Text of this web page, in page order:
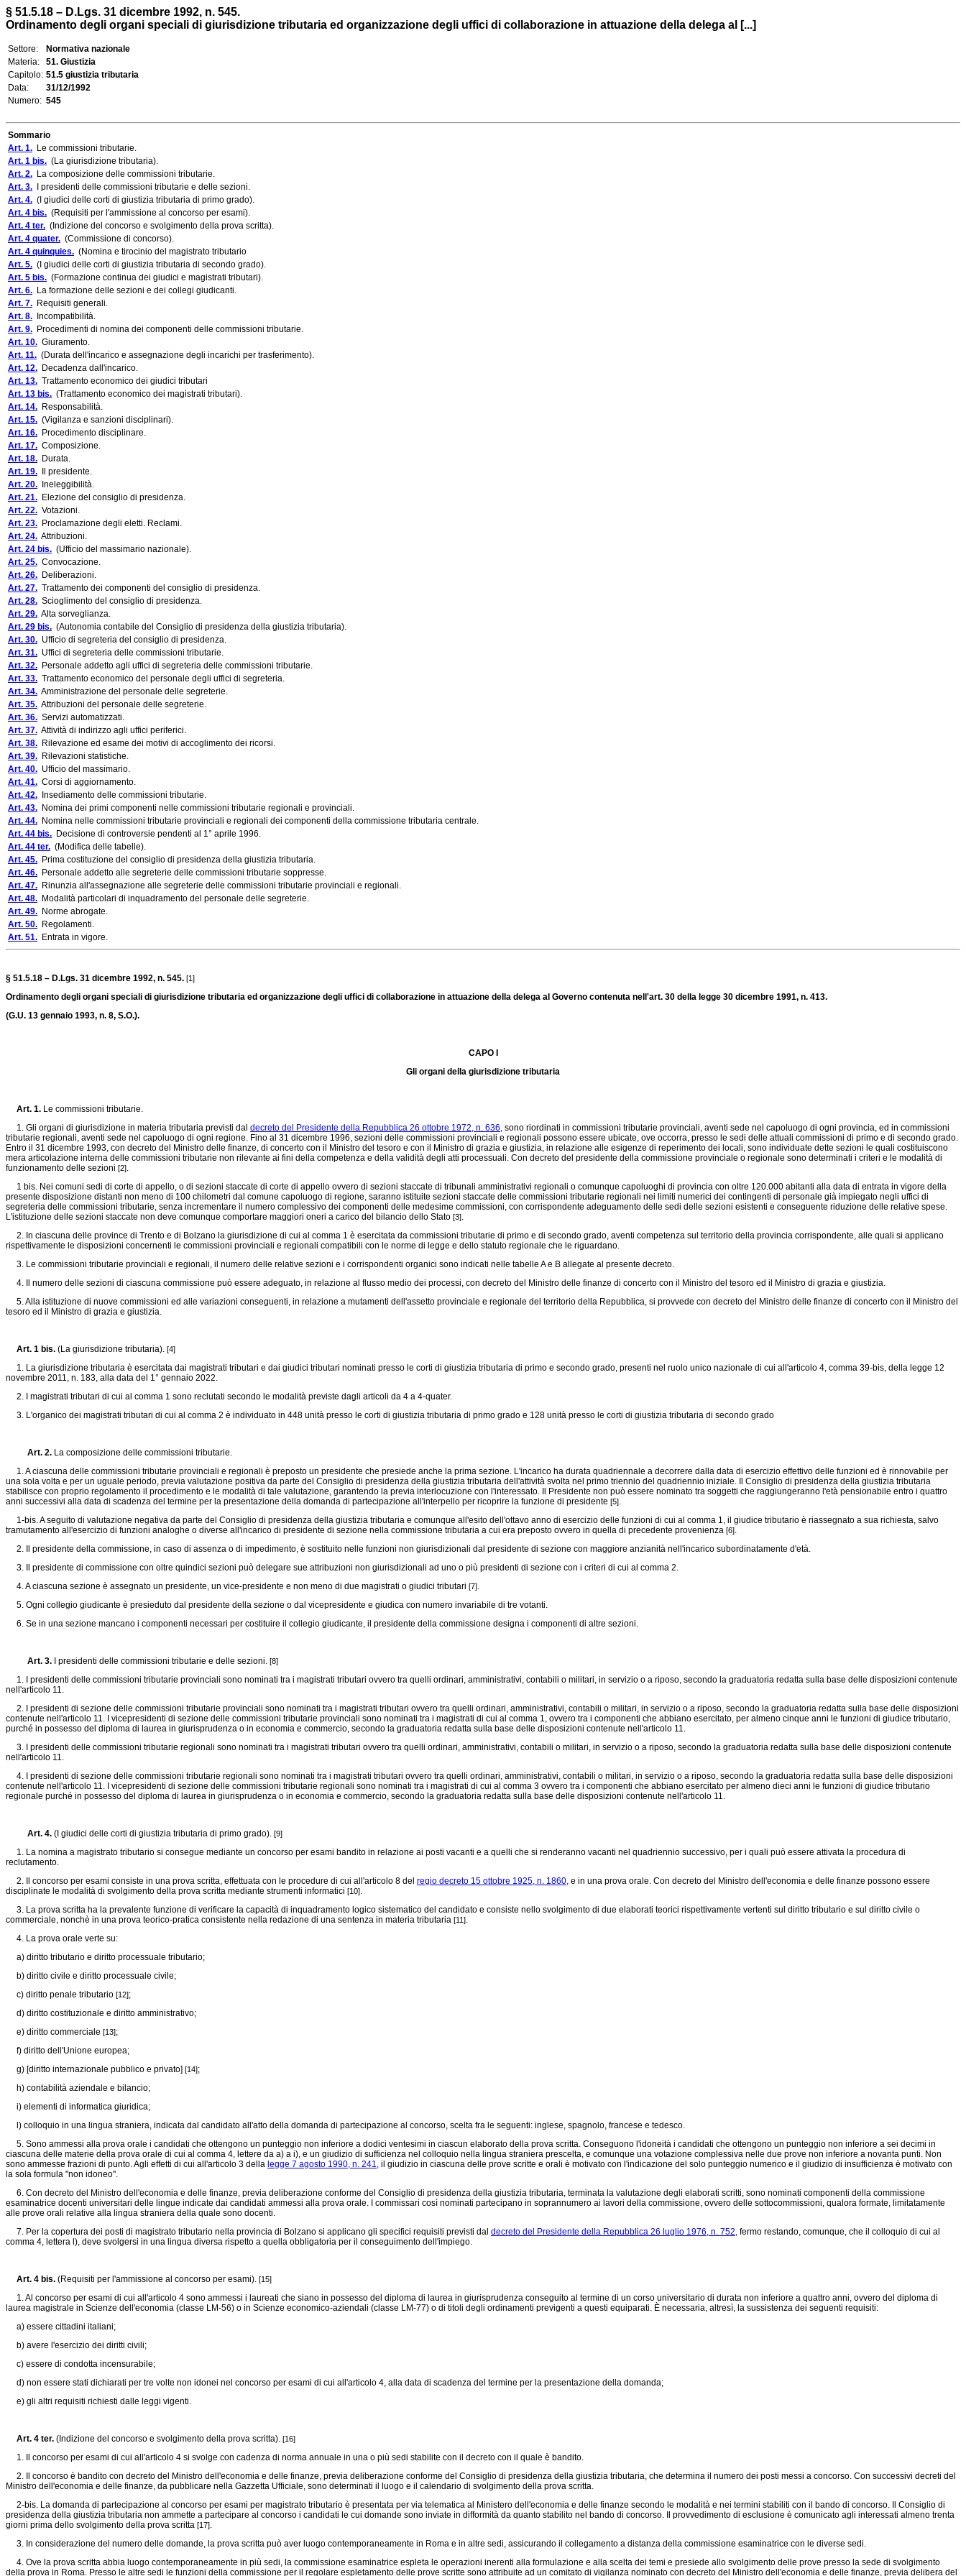
§ 51.5.18 – D.Lgs. 31 dicembre 1992, n. 545.
Ordinamento degli organi speciali di giurisdizione tributaria ed organizzazione degli uffici di collaborazione in attuazione della delega al [...]
Settore:
Normativa nazionale
Materia:
51. Giustizia
Capitolo: 51.5 giustizia tributaria
Data:
31/12/1992
Numero: 545
Sommario
Art. 1. Le commissioni tributarie.
Art. 1 bis. (La giurisdizione tributaria).
Art. 2. La composizione delle commissioni tributarie.
Art. 3. I presidenti delle commissioni tributarie e delle sezioni.
Art. 4. (I giudici delle corti di giustizia tributaria di primo grado).
Art. 4 bis. (Requisiti per l'ammissione al concorso per esami).
Art. 4 ter. (Indizione del concorso e svolgimento della prova scritta).
Art. 4 quater. (Commissione di concorso).
Art. 4 quinquies. (Nomina e tirocinio del magistrato tributario
Art. 5. (I giudici delle corti di giustizia tributaria di secondo grado).
Art. 5 bis. (Formazione continua dei giudici e magistrati tributari).
Art. 6. La formazione delle sezioni e dei collegi giudicanti.
Art. 7. Requisiti generali.
Art. 8. Incompatibilità.
Art. 9. Procedimenti di nomina dei componenti delle commissioni tributarie.
Art. 10. Giuramento.
Art. 11. (Durata dell'incarico e assegnazione degli incarichi per trasferimento).
Art. 12. Decadenza dall'incarico.
Art. 13. Trattamento economico dei giudici tributari
Art. 13 bis. (Trattamento economico dei magistrati tributari).
Art. 14. Responsabilità.
Art. 15. (Vigilanza e sanzioni disciplinari).
Art. 16. Procedimento disciplinare.
Art. 17. Composizione.
Art. 18. Durata.
Art. 19. Il presidente.
Art. 20. Ineleggibilità.
Art. 21. Elezione del consiglio di presidenza.
Art. 22. Votazioni.
Art. 23. Proclamazione degli eletti. Reclami.
Art. 24. Attribuzioni.
Art. 24 bis. (Ufficio del massimario nazionale).
Art. 25. Convocazione.
Art. 26. Deliberazioni.
Art. 27. Trattamento dei componenti del consiglio di presidenza.
Art. 28. Scioglimento del consiglio di presidenza.
Art. 29. Alta sorveglianza.
Art. 29 bis. (Autonomia contabile del Consiglio di presidenza della giustizia tributaria).
Art. 30. Ufficio di segreteria del consiglio di presidenza.
Art. 31. Uffici di segreteria delle commissioni tributarie.
Art. 32. Personale addetto agli uffici di segreteria delle commissioni tributarie.
Art. 33. Trattamento economico del personale degli uffici di segreteria.
Art. 34. Amministrazione del personale delle segreterie.
Art. 35. Attribuzioni del personale delle segreterie.
Art. 36. Servizi automatizzati.
Art. 37. Attività di indirizzo agli uffici periferici.
Art. 38. Rilevazione ed esame dei motivi di accoglimento dei ricorsi.
Art. 39. Rilevazioni statistiche.
Art. 40. Ufficio del massimario.
Art. 41. Corsi di aggiornamento.
Art. 42. Insediamento delle commissioni tributarie.
Art. 43. Nomina dei primi componenti nelle commissioni tributarie regionali e provinciali.
Art. 44. Nomina nelle commissioni tributarie provinciali e regionali dei componenti della commissione tributaria centrale.
Art. 44 bis. Decisione di controversie pendenti al 1° aprile 1996.
Art. 44 ter. (Modifica delle tabelle).
Art. 45. Prima costituzione del consiglio di presidenza della giustizia tributaria.
Art. 46. Personale addetto alle segreterie delle commissioni tributarie soppresse.
Art. 47. Rinunzia all'assegnazione alle segreterie delle commissioni tributarie provinciali e regionali.
Art. 48. Modalità particolari di inquadramento del personale delle segreterie.
Art. 49. Norme abrogate.
Art. 50. Regolamenti.
Art. 51. Entrata in vigore.
§ 51.5.18 – D.Lgs. 31 dicembre 1992, n. 545. [1]
Ordinamento degli organi speciali di giurisdizione tributaria ed organizzazione degli uffici di collaborazione in attuazione della delega al Governo contenuta nell'art. 30 della legge 30 dicembre 1991, n. 413.
(G.U. 13 gennaio 1993, n. 8, S.O.).
CAPO I
Gli organi della giurisdizione tributaria
Art. 1. Le commissioni tributarie.
1. Gli organi di giurisdizione in materia tributaria previsti dal decreto del Presidente della Repubblica 26 ottobre 1972, n. 636, sono riordinati in commissioni tributarie provinciali, aventi sede nel capoluogo di ogni provincia, ed in commissioni
tributarie regionali, aventi sede nel capoluogo di ogni regione. Fino al 31 dicembre 1996, sezioni delle commissioni provinciali e regionali possono essere ubicate, ove occorra, presso le sedi delle attuali commissioni di primo e di secondo grado.
Entro il 31 dicembre 1993, con decreto del Ministro delle finanze, di concerto con il Ministro del tesoro e con il Ministro di grazia e giustizia, in relazione alle esigenze di reperimento dei locali, sono individuate dette sezioni le quali costituiscono
mera articolazione interna delle commissioni tributarie non rilevante ai fini della competenza e della validità degli atti processuali. Con decreto del presidente della commissione provinciale o regionale sono determinati i criteri e le modalità di
funzionamento delle sezioni [2].
1 bis. Nei comuni sedi di corte di appello, o di sezioni staccate di corte di appello ovvero di sezioni staccate di tribunali amministrativi regionali o comunque capoluoghi di provincia con oltre 120.000 abitanti alla data di entrata in vigore della
presente disposizione distanti non meno di 100 chilometri dal comune capoluogo di regione, saranno istituite sezioni staccate delle commissioni tributarie regionali nei limiti numerici dei contingenti di personale già impiegato negli uffici di
segreteria delle commissioni tributarie, senza incrementare il numero complessivo dei componenti delle medesime commissioni, con corrispondente adeguamento delle sedi delle sezioni esistenti e conseguente riduzione delle relative spese.
L'istituzione delle sezioni staccate non deve comunque comportare maggiori oneri a carico del bilancio dello Stato [3].
2. In ciascuna delle province di Trento e di Bolzano la giurisdizione di cui al comma 1 è esercitata da commissioni tributarie di primo e di secondo grado, aventi competenza sul territorio della provincia corrispondente, alle quali si applicano
rispettivamente le disposizioni concernenti le commissioni provinciali e regionali compatibili con le norme di legge e dello statuto regionale che le riguardano.
3. Le commissioni tributarie provinciali e regionali, il numero delle relative sezioni e i corrispondenti organici sono indicati nelle tabelle A e B allegate al presente decreto.
4. Il numero delle sezioni di ciascuna commissione può essere adeguato, in relazione al flusso medio dei processi, con decreto del Ministro delle finanze di concerto con il Ministro del tesoro ed il Ministro di grazia e giustizia.
5. Alla istituzione di nuove commissioni ed alle variazioni conseguenti, in relazione a mutamenti dell'assetto provinciale e regionale del territorio della Repubblica, si provvede con decreto del Ministro delle finanze di concerto con il Ministro del
tesoro ed il Ministro di grazia e giustizia.
Art. 1 bis. (La giurisdizione tributaria). [4]
1. La giurisdizione tributaria è esercitata dai magistrati tributari e dai giudici tributari nominati presso le corti di giustizia tributaria di primo e secondo grado, presenti nel ruolo unico nazionale di cui all'articolo 4, comma 39-bis, della legge 12
novembre 2011, n. 183, alla data del 1° gennaio 2022.
2. I magistrati tributari di cui al comma 1 sono reclutati secondo le modalità previste dagli articoli da 4 a 4-quater.
3. L'organico dei magistrati tributari di cui al comma 2 è individuato in 448 unità presso le corti di giustizia tributaria di primo grado e 128 unità presso le corti di giustizia tributaria di secondo grado
Art. 2. La composizione delle commissioni tributarie.
1. A ciascuna delle commissioni tributarie provinciali e regionali è preposto un presidente che presiede anche la prima sezione. L'incarico ha durata quadriennale a decorrere dalla data di esercizio effettivo delle funzioni ed è rinnovabile per
una sola volta e per un uguale periodo, previa valutazione positiva da parte del Consiglio di presidenza della giustizia tributaria dell'attività svolta nel primo triennio del quadriennio iniziale. Il Consiglio di presidenza della giustizia tributaria
stabilisce con proprio regolamento il procedimento e le modalità di tale valutazione, garantendo la previa interlocuzione con l'interessato. Il Presidente non può essere nominato tra soggetti che raggiungeranno l'età pensionabile entro i quattro
anni successivi alla data di scadenza del termine per la presentazione della domanda di partecipazione all'interpello per ricoprire la funzione di presidente [5].
1-bis. A seguito di valutazione negativa da parte del Consiglio di presidenza della giustizia tributaria e comunque all'esito dell'ottavo anno di esercizio delle funzioni di cui al comma 1, il giudice tributario è riassegnato a sua richiesta, salvo
tramutamento all'esercizio di funzioni analoghe o diverse all'incarico di presidente di sezione nella commissione tributaria a cui era preposto ovvero in quella di precedente provenienza [6].
2. Il presidente della commissione, in caso di assenza o di impedimento, è sostituito nelle funzioni non giurisdizionali dal presidente di sezione con maggiore anzianità nell'incarico subordinatamente d'età.
3. Il presidente di commissione con oltre quindici sezioni può delegare sue attribuzioni non giurisdizionali ad uno o più presidenti di sezione con i criteri di cui al comma 2.
4. A ciascuna sezione è assegnato un presidente, un vice-presidente e non meno di due magistrati o giudici tributari [7].
5. Ogni collegio giudicante è presieduto dal presidente della sezione o dal vicepresidente e giudica con numero invariabile di tre votanti.
6. Se in una sezione mancano i componenti necessari per costituire il collegio giudicante, il presidente della commissione designa i componenti di altre sezioni.
Art. 3. I presidenti delle commissioni tributarie e delle sezioni. [8]
1. I presidenti delle commissioni tributarie provinciali sono nominati tra i magistrati tributari ovvero tra quelli ordinari, amministrativi, contabili o militari, in servizio o a riposo, secondo la graduatoria redatta sulla base delle disposizioni contenute
nell'articolo 11.
2. I presidenti di sezione delle commissioni tributarie provinciali sono nominati tra i magistrati tributari ovvero tra quelli ordinari, amministrativi, contabili o militari, in servizio o a riposo, secondo la graduatoria redatta sulla base delle disposizioni
contenute nell'articolo 11. I vicepresidenti di sezione delle commissioni tributarie provinciali sono nominati tra i magistrati di cui al comma 1, ovvero tra i componenti che abbiano esercitato, per almeno cinque anni le funzioni di giudice tributario,
purché in possesso del diploma di laurea in giurisprudenza o in economia e commercio, secondo la graduatoria redatta sulla base delle disposizioni contenute nell'articolo 11.
3. I presidenti delle commissioni tributarie regionali sono nominati tra i magistrati tributari ovvero tra quelli ordinari, amministrativi, contabili o militari, in servizio o a riposo, secondo la graduatoria redatta sulla base delle disposizioni contenute
nell'articolo 11.
4. I presidenti di sezione delle commissioni tributarie regionali sono nominati tra i magistrati tributari ovvero tra quelli ordinari, amministrativi, contabili o militari, in servizio o a riposo, secondo la graduatoria redatta sulla base delle disposizioni
contenute nell'articolo 11. I vicepresidenti di sezione delle commissioni tributarie regionali sono nominati tra i magistrati di cui al comma 3 ovvero tra i componenti che abbiano esercitato per almeno dieci anni le funzioni di giudice tributario
regionale purché in possesso del diploma di laurea in giurisprudenza o in economia e commercio, secondo la graduatoria redatta sulla base delle disposizioni contenute nell'articolo 11.
Art. 4. (I giudici delle corti di giustizia tributaria di primo grado). [9]
1. La nomina a magistrato tributario si consegue mediante un concorso per esami bandito in relazione ai posti vacanti e a quelli che si renderanno vacanti nel quadriennio successivo, per i quali può essere attivata la procedura di
reclutamento.
2. Il concorso per esami consiste in una prova scritta, effettuata con le procedure di cui all'articolo 8 del regio decreto 15 ottobre 1925, n. 1860, e in una prova orale. Con decreto del Ministro dell'economia e delle finanze possono essere
disciplinate le modalità di svolgimento della prova scritta mediante strumenti informatici [10].
3. La prova scritta ha la prevalente funzione di verificare la capacità di inquadramento logico sistematico del candidato e consiste nello svolgimento di due elaborati teorici rispettivamente vertenti sul diritto tributario e sul diritto civile o
commerciale, nonchè in una prova teorico-pratica consistente nella redazione di una sentenza in materia tributaria [11].
4. La prova orale verte su:
a) diritto tributario e diritto processuale tributario;
b) diritto civile e diritto processuale civile;
c) diritto penale tributario [12];
d) diritto costituzionale e diritto amministrativo;
e) diritto commerciale [13];
f) diritto dell'Unione europea;
g) [diritto internazionale pubblico e privato] [14];
h) contabilità aziendale e bilancio;
i) elementi di informatica giuridica;
l) colloquio in una lingua straniera, indicata dal candidato all'atto della domanda di partecipazione al concorso, scelta fra le seguenti: inglese, spagnolo, francese e tedesco.
5. Sono ammessi alla prova orale i candidati che ottengono un punteggio non inferiore a dodici ventesimi in ciascun elaborato della prova scritta. Conseguono l'idoneità i candidati che ottengono un punteggio non inferiore a sei decimi in
ciascuna delle materie della prova orale di cui al comma 4, lettere da a) a i), e un giudizio di sufficienza nel colloquio nella lingua straniera prescelta, e comunque una votazione complessiva nelle due prove non inferiore a novanta punti. Non
sono ammesse frazioni di punto. Agli effetti di cui all'articolo 3 della legge 7 agosto 1990, n. 241, il giudizio in ciascuna delle prove scritte e orali è motivato con l'indicazione del solo punteggio numerico e il giudizio di insufficienza è motivato con
la sola formula "non idoneo".
6. Con decreto del Ministro dell'economia e delle finanze, previa deliberazione conforme del Consiglio di presidenza della giustizia tributaria, terminata la valutazione degli elaborati scritti, sono nominati componenti della commissione
esaminatrice docenti universitari delle lingue indicate dai candidati ammessi alla prova orale. I commissari così nominati partecipano in soprannumero ai lavori della commissione, ovvero delle sottocommissioni, qualora formate, limitatamente
alle prove orali relative alla lingua straniera della quale sono docenti.
7. Per la copertura dei posti di magistrato tributario nella provincia di Bolzano si applicano gli specifici requisiti previsti dal decreto del Presidente della Repubblica 26 luglio 1976, n. 752, fermo restando, comunque, che il colloquio di cui al
comma 4, lettera l), deve svolgersi in una lingua diversa rispetto a quella obbligatoria per il conseguimento dell'impiego.
Art. 4 bis. (Requisiti per l'ammissione al concorso per esami). [15]
1. Al concorso per esami di cui all'articolo 4 sono ammessi i laureati che siano in possesso del diploma di laurea in giurisprudenza conseguito al termine di un corso universitario di durata non inferiore a quattro anni, ovvero del diploma di
laurea magistrale in Scienze dell'economia (classe LM-56) o in Scienze economico-aziendali (classe LM-77) o di titoli degli ordinamenti previgenti a questi equiparati. È necessaria, altresì, la sussistenza dei seguenti requisiti:
a) essere cittadini italiani;
b) avere l'esercizio dei diritti civili;
c) essere di condotta incensurabile;
d) non essere stati dichiarati per tre volte non idonei nel concorso per esami di cui all'articolo 4, alla data di scadenza del termine per la presentazione della domanda;
e) gli altri requisiti richiesti dalle leggi vigenti.
Art. 4 ter. (Indizione del concorso e svolgimento della prova scritta). [16]
1. Il concorso per esami di cui all'articolo 4 si svolge con cadenza di norma annuale in una o più sedi stabilite con il decreto con il quale è bandito.
2. Il concorso è bandito con decreto del Ministro dell'economia e delle finanze, previa deliberazione conforme del Consiglio di presidenza della giustizia tributaria, che determina il numero dei posti messi a concorso. Con successivi decreti del
Ministro dell'economia e delle finanze, da pubblicare nella Gazzetta Ufficiale, sono determinati il luogo e il calendario di svolgimento della prova scritta.
2-bis. La domanda di partecipazione al concorso per esami per magistrato tributario è presentata per via telematica al Ministero dell'economia e delle finanze secondo le modalità e nei termini stabiliti con il bando di concorso. Il Consiglio di
presidenza della giustizia tributaria non ammette a partecipare al concorso i candidati le cui domande sono inviate in difformità da quanto stabilito nel bando di concorso. Il provvedimento di esclusione è comunicato agli interessati almeno trenta
giorni prima dello svolgimento della prova scritta [17].
3. In considerazione del numero delle domande, la prova scritta può aver luogo contemporaneamente in Roma e in altre sedi, assicurando il collegamento a distanza della commissione esaminatrice con le diverse sedi.
4. Ove la prova scritta abbia luogo contemporaneamente in più sedi, la commissione esaminatrice espleta le operazioni inerenti alla formulazione e alla scelta dei temi e presiede allo svolgimento delle prove presso la sede di svolgimento
della prova in Roma. Presso le altre sedi le funzioni della commissione per il regolare espletamento delle prove scritte sono attribuite ad un comitato di vigilanza nominato con decreto del Ministro dell'economia e delle finanze, previa delibera del